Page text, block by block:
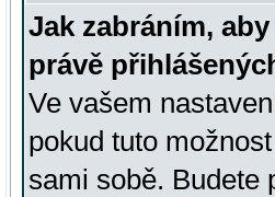
Jak zabráním,
právě
Ve vašem
pokud tuto možnost
sami sobě. Budete